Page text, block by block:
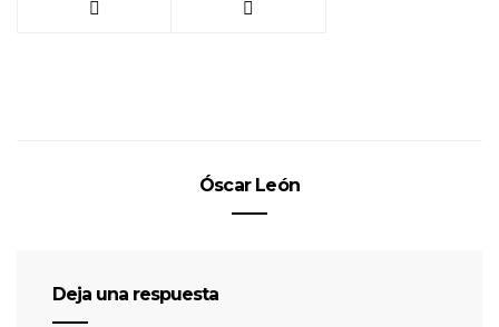
Óscar León
Deja una respuesta